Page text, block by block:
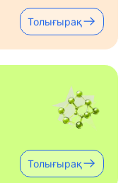
Толығырақ
Толығырақ